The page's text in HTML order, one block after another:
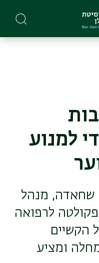
למנוע
שחאדה, מנהל
לרפואה
הקשיים
ומציע